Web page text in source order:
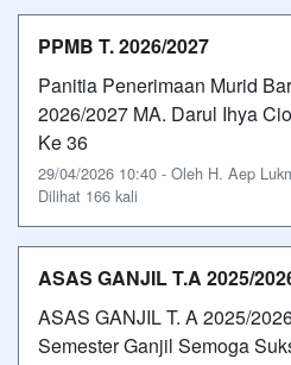
PPMB T. 2026/2027
Panitia Penerimaan Murid
2026/2027 MA. Darul Ihya
Ke 36
29/04/2026 10:40 - Oleh H. Aep
Dilihat 166 kali
ASAS GANJIL T.A 2025/
ASAS GANJIL T. A 2025/
Semester Ganjil Semoga